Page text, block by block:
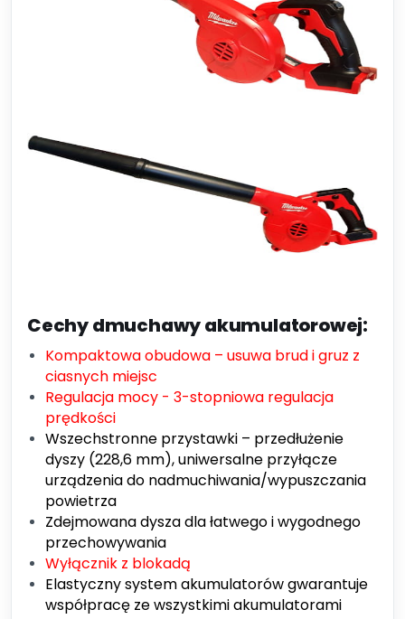
Cechy dmuchawy akumulatorowej:
Kompaktowa obudowa – usuwa brud i gruz z
ciasnych miejsc
Regulacja mocy - 3-stopniowa regulacja
prędkości
Wszechstronne przystawki – przedłużenie
dyszy (228,6 mm), uniwersalne przyłącze
urządzenia do nadmuchiwania/wypuszczania
powietrza
Zdejmowana dysza dla łatwego i wygodnego
przechowywania
Wyłącznik z blokadą
Elastyczny system akumulatorów gwarantuje
współpracę ze wszystkimi akumulatorami